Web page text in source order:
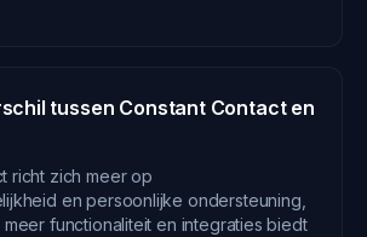
tussen Constant Contact en
richt zich meer op
en persoonlijke ondersteuning,
meer functionaliteit en integraties biedt